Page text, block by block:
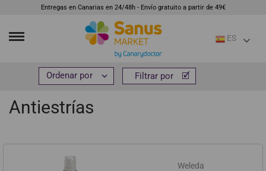
Entregas en Canarias en 24/48h - Envío gratuito a partir de 49€
ES
Cosmética e higiene Cuidado corporal
Antiestrías
 Filtrar por
Weleda
 Filtrar por